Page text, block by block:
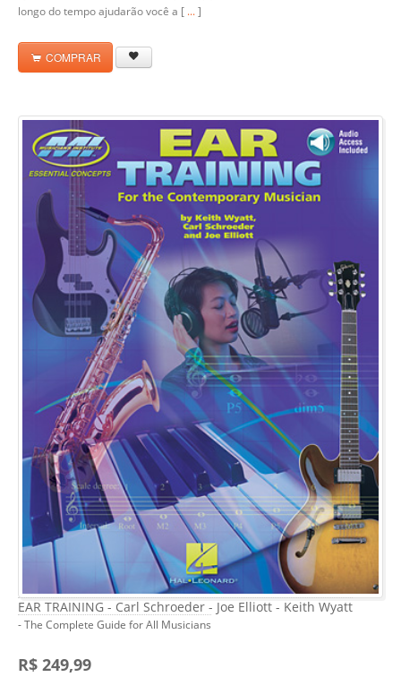
longo do tempo ajudarão você a [ ...]
COMPRAR
EAR TRAINING - Carl Schroeder - Joe Elliott - Keith Wyatt
- The Complete Guide for All Musicians
R$ 249,99